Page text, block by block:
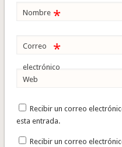
Nombre *
Correo
electrónico
*
Web
Recibir un correo
esta entrada.
Recibir un correo